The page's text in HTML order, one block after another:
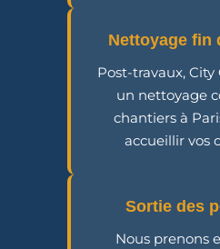
Nettoyage fin
Post-travaux,
un nettoyage
chantiers à
accueillir vos
Sortie des
Nous prenons